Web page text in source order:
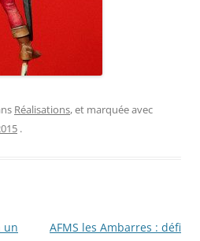
Réalisations, et marquée avec
.
un
AFMS les Ambarres : défi